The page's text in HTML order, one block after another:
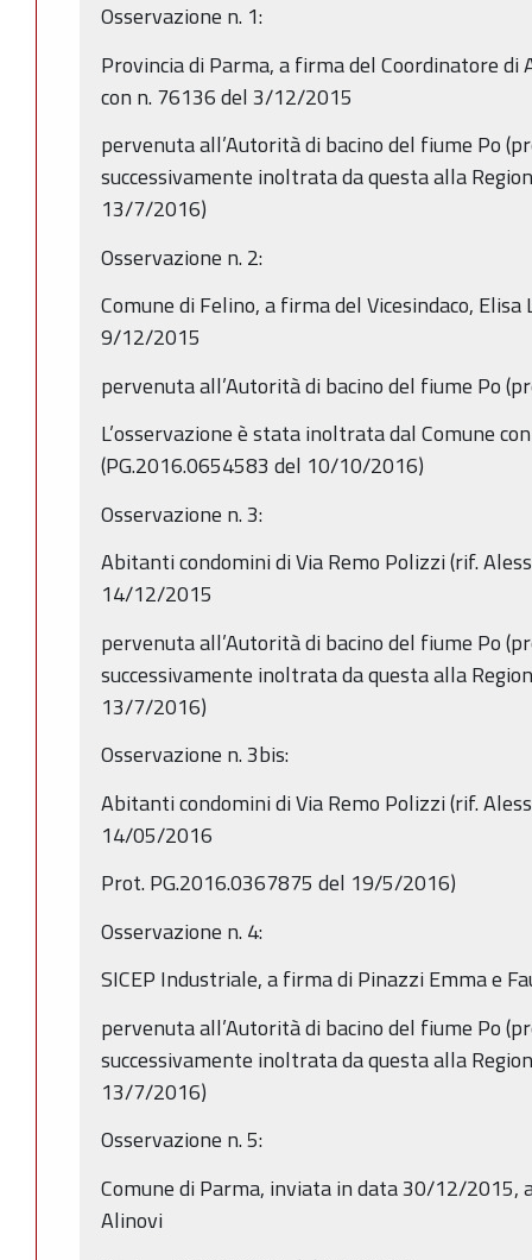
Osservazione n. 1:
Provincia di Parma, a firma del Coordinatore
con n. 76136 del 3/12/2015
pervenuta all’Autorità di bacino del fiume Po
successivamente inoltrata da questa alla
13/7/2016)
Osservazione n. 2:
Comune di Felino, a firma del Vicesindaco,
9/12/2015
pervenuta all’Autorità di bacino del fiume Po
L’osservazione è stata inoltrata dal Comune
(PG.2016.0654583 del 10/10/2016)
Osservazione n. 3:
Abitanti condomini di Via Remo Polizzi (rif.
14/12/2015
pervenuta all’Autorità di bacino del fiume Po
successivamente inoltrata da questa alla
13/7/2016)
Osservazione n. 3bis:
Abitanti condomini di Via Remo Polizzi (rif.
14/05/2016
Prot. PG.2016.0367875 del 19/5/2016)
Osservazione n. 4:
SICEP Industriale, a firma di Pinazzi Emma e
pervenuta all’Autorità di bacino del fiume Po
successivamente inoltrata da questa alla
13/7/2016)
Osservazione n. 5:
Comune di Parma, inviata in data 30/12/2015,
Alinovi